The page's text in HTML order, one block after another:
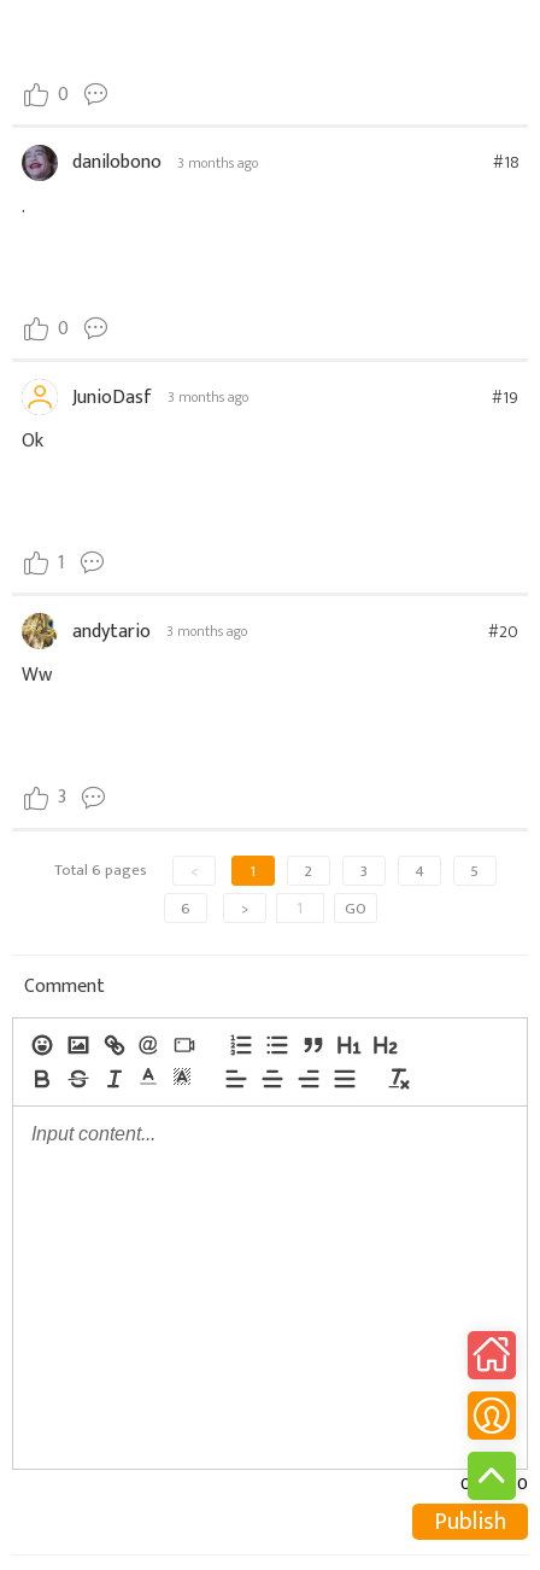
0
danilobono 3 months ago #18
.
0
JunioDasf 3 months ago #19
Ok
1
andytario 3 months ago #20
Ww
3
Total 6 pages < 1 2 3 4
5
6
> GO
Comment
0/30000
Publish